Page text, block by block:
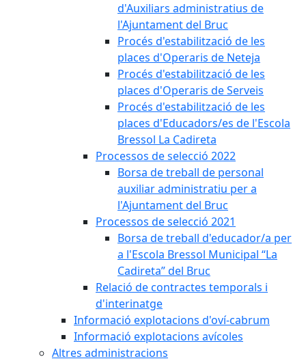
d'Auxiliars administratius de
l'Ajuntament del Bruc
Procés d'estabilització de les
places d'Operaris de Neteja
Procés d'estabilització de les
places d'Operaris de Serveis
Procés d'estabilització de les
places d'Educadors/es de l'Escola
Bressol La Cadireta
Processos de selecció 2022
Borsa de treball de personal
auxiliar administratiu per a
l'Ajuntament del Bruc
Processos de selecció 2021
Borsa de treball d'educador/a per
a l'Escola Bressol Municipal “La
Cadireta” del Bruc
Relació de contractes temporals i
d'interinatge
Informació explotacions d'oví-cabrum
Informació explotacions avícoles
Altres administracions